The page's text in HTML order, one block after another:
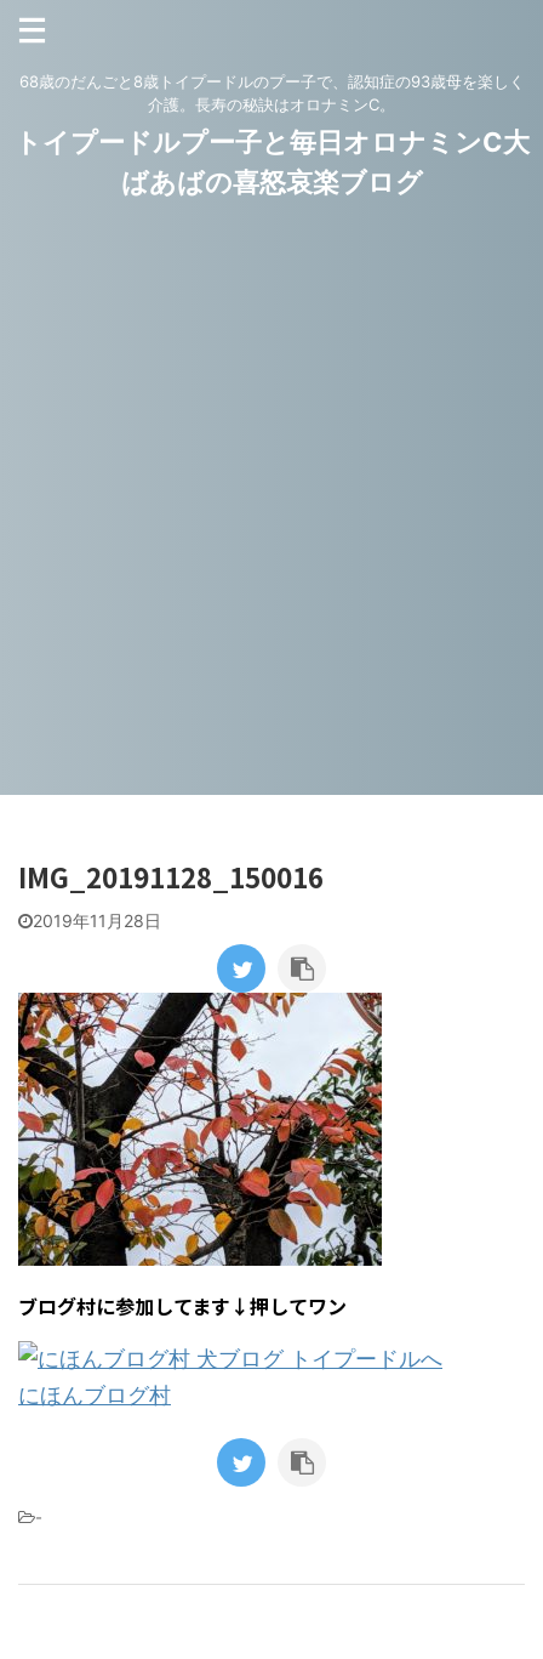
68歳のだんごと8歳トイプードルのプー子で、認知症の93歳母を楽しく
介護。長寿の秘訣はオロナミンC。
トイプードルプー子と毎日オロナミンC大
ばあばの喜怒哀楽ブログ
IMG_20191128_150016
2019年11月28日
ブログ村に参加してます↓押してワン
にほんブログ村
-